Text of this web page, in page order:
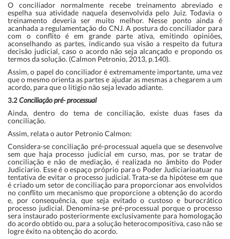
O conciliador normalmente recebe treinamento abreviado e
espelha sua atividade naquela desenvolvida pelo Juiz. Todavia o
treinamento deveria ser muito melhor. Nesse ponto ainda é
acanhada a regulamentação do CNJ. A postura do conciliador para
com o conflito é em grande parte ativa, emitindo opiniões,
aconselhando as partes, indicando sua visão a respeito da futura
decisão judicial, caso o acordo não seja alcançado e propondo os
termos da solução. (Calmon Petronio, 2013, p.140).
Assim, o papel do conciliador é extremamente importante, uma vez
que o mesmo orienta as partes e ajudar as mesmas a chegarem a um
acordo, para que o litigio não seja levado adiante.
3.2Conciliação pré- processual
Ainda, dentro do tema de conciliação, existe duas fases da
conciliação.
Assim, relata o autor Petronio Calmon:
Considera-se conciliação pré-processual aquela que se desenvolve
sem que haja processo judicial em curso, mas, por se tratar de
conciliação e não de mediação, é realizada no âmbito do Poder
Judiciario. Esse é o espaço próprio para o Poder Judiciarioatuar na
tentativa de evitar o processo judicial. Trata-se da hipótese em que
é criado um setor de conciliação para proporcionar aos envolvidos
no conflito um mecanismo que proporcione a obtenção do acordo
e, por consequência, que seja evitado o custoso e burocrático
processo judicial. Denomina-se pré-processual porque o processo
sera instaurado posteriormente exclusivamente para homologação
do acordo obtido ou, para a solução heterocompositiva, caso não se
logre êxito na obtenção do acordo.